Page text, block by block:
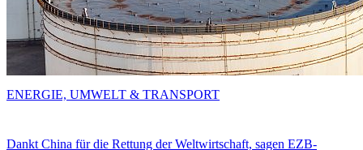
Dankt China für die Rettung der Weltwirtschaft, sagen EZB-
ENERGIE, UMWELT & TRANSPORT